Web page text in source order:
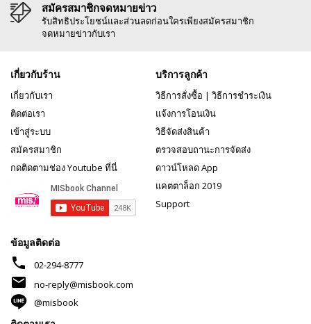
สมัครสมาชิกจดหมายข่าว
รับสิทธิประโยชน์และส่วนลดก่อนใครเพียงสมัครสมาชิก
จดหมายข่าวกับเรา
เกี่ยวกับร้าน
เกี่ยวกับเรา
ติดต่อเรา
เข้าสู่ระบบ
สมัครสมาชิก
กดติดตามช่อง Youtube ที่นี่
บริการลูกค้า
วิธีการสั่งซื้อ | วิธีการชำระเงิน
แจ้งการโอนเงิน
วิธีจัดส่งสินค้า
ตรวจสอบถานะการจัดส่ง
ดาวน์โหลด App
แคตตาล็อก 2019
Support
ข้อมูลติดต่อ
phone 02-294-8777
mail
no-reply@misbook.com
@misbook